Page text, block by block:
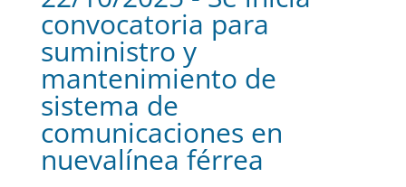
convocatoria para
suministro y
mantenimiento de
sistema de
comunicaciones en
nuevalínea férrea